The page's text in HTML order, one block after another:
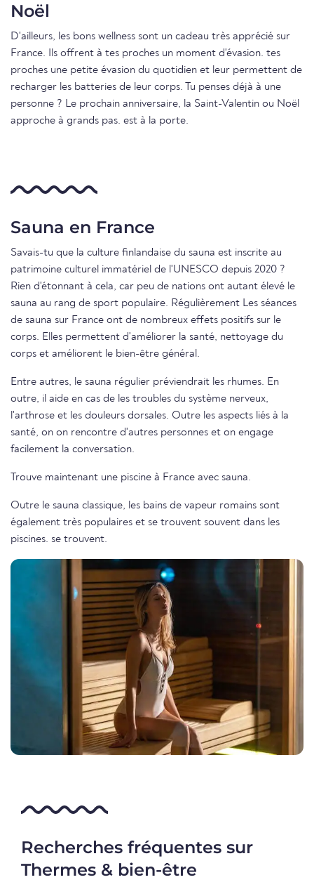
Noël
D'ailleurs, les bons wellness sont un cadeau très apprécié sur
France. Ils offrent à tes proches un moment d'évasion. tes
proches une petite évasion du quotidien et leur permettent de
recharger les batteries de leur corps. Tu penses déjà à une
personne ? Le prochain anniversaire, la Saint-Valentin ou Noël
approche à grands pas. est à la porte.
Sauna en France
Savais-tu que la culture finlandaise du sauna est inscrite au
patrimoine culturel immatériel de l'UNESCO depuis 2020 ?
Rien d'étonnant à cela, car peu de nations ont autant élevé le
sauna au rang de sport populaire. Régulièrement Les séances
de sauna sur France ont de nombreux effets positifs sur le
corps. Elles permettent d'améliorer la santé, nettoyage du
corps et améliorent le bien-être général.
Entre autres, le sauna régulier préviendrait les rhumes. En
outre, il aide en cas de les troubles du système nerveux,
l'arthrose et les douleurs dorsales. Outre les aspects liés à la
santé, on on rencontre d'autres personnes et on engage
facilement la conversation.
Trouve maintenant une piscine à France avec sauna.
Outre le sauna classique, les bains de vapeur romains sont
également très populaires et se trouvent souvent dans les
piscines. se trouvent.
Recherches fréquentes sur
Thermes & bien-être